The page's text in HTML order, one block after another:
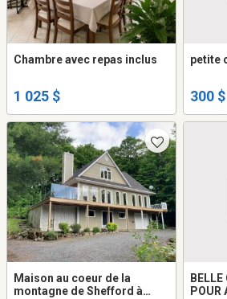
Chambre avec repas inclus
1 025 $
petite
300 $
Maison au coeur de la
montagne de Shefford à
POUR